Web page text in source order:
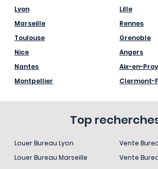
Lyon
Marseille
Toulouse
Nice
Nantes
Montpellier
Lille
Rennes
Grenoble
Angers
Aix-en-
Clermont-
Top
Louer Bureau Lyon
Louer Bureau Marseille
Vente
Vente